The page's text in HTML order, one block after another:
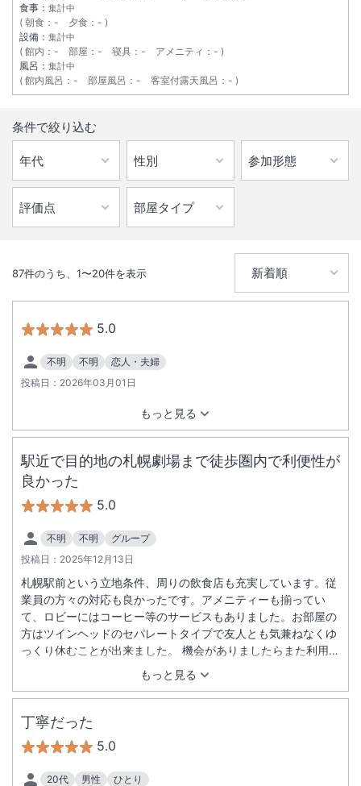
JR札幌駅南口から徒歩５分、地下鉄東豊線札幌駅21番出口から徒歩20
秒と便利です。大通り方面や北海道内観光の拠点に最高のホテルです。
無線LAN 駅徒歩5分
食事： 集計中
朝食 ： - 夕食 ： -
設備： 集計中
館内 ： - 部屋 ： - 寝具 ： - アメニティ ： -
風呂： 集計中
館内風呂 ： - 部屋風呂 ： - 客室付露天風呂 ： -
条件で絞り込む
87件のうち、 1〜20件を表示
5.0
不明 不明
恋人・夫婦
投稿日： 2026年03月01日
もっと見る
駅近で目的地の札幌劇場まで徒歩圏内で利便性が
良かった
5.0
不明 不明
グループ
投稿日： 2025年12月13日
もっと見る
札幌駅前という立地条件、周りの飲食店も充実しています。従
業員の方々の対応も良かったです。アメニティーも揃ってい
て、ロビーにはコーヒー等のサービスもありました。お部屋の
方はツインヘッドのセパレートタイプで友人とも気兼ねなくゆ
っくり休むことが出来ました。 機会がありましたらまた利用し
丁寧だった
5.0
20代 男性
ひとり